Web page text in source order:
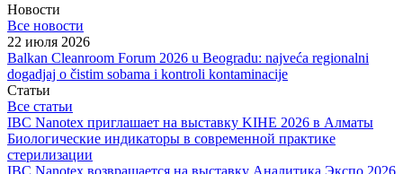
Новости
Все новости
22 июля 2026
Balkan Cleanroom Forum 2026 u Beogradu: najveća regionalni
dogadjaj o čistim sobama i kontroli kontaminacije
Статьи
Все статьи
IBC Nanotex приглашает на выставку KIHE 2026 в Алматы
Биологические индикаторы в современной практике
стерилизации
IBC Nanotex возвращается на выставку Аналитика Экспо 2026